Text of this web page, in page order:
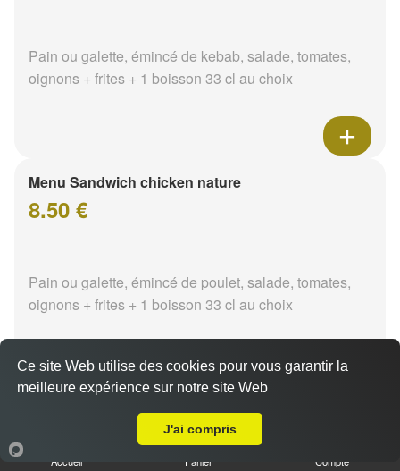
Pain ou galette, émincé de kebab, salade, tomates,
oignons + frites + 1 boisson 33 cl au choix
Menu Sandwich chicken nature
8.50 €
Pain ou galette, émincé de poulet, salade, tomates,
oignons + frites + 1 boisson 33 cl au choix
Menu Sandwich chicken tikka
Accueil Panier Compte
Ce site Web utilise des cookies pour vous garantir la
meilleure expérience sur notre site Web
J'ai compris